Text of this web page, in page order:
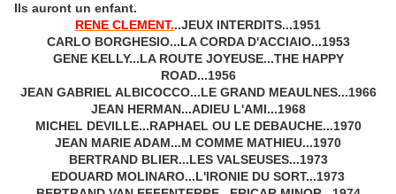
Ils auront un enfant.
RENE CLEMENT...JEUX INTERDITS...1951
CARLO BORGHESIO...LA CORDA D'ACCIAIO...1953
GENE KELLY...LA ROUTE JOYEUSE...THE HAPPY
ROAD...1956
JEAN GABRIEL ALBICOCCO...LE GRAND MEAULNES...1966
JEAN HERMAN...ADIEU L'AMI...1968
MICHEL DEVILLE...RAPHAEL OU LE DEBAUCHE...1970
JEAN MARIE ADAM...M COMME MATHIEU...1970
BERTRAND BLIER...LES VALSEUSES...1973
EDOUARD MOLINARO...L'IRONIE DU SORT...1973